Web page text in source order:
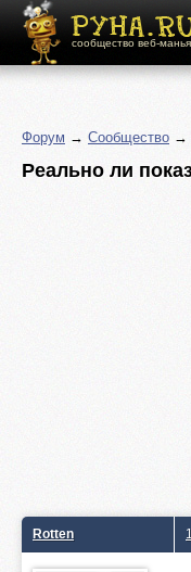
сообщество веб-
Форум → Сообщество →
Реально ли
Rotten